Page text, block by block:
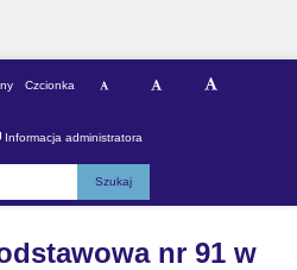
Czcionka
Informacja administratora
nr 91 w